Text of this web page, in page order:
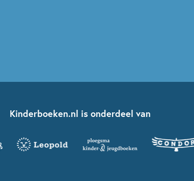
Kinderboeken.nl is onderdeel van